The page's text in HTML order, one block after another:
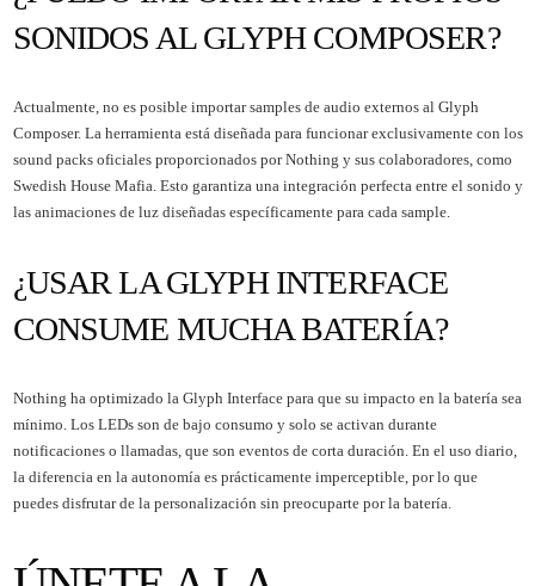
SONIDOS AL GLYPH COMPOSER?
Actualmente, no es posible importar samples de audio externos al Glyph
Composer. La herramienta está diseñada para funcionar exclusivamente con los
sound packs oficiales proporcionados por Nothing y sus colaboradores, como
Swedish House Mafia. Esto garantiza una integración perfecta entre el sonido y
las animaciones de luz diseñadas específicamente para cada sample.
¿USAR LA GLYPH INTERFACE
CONSUME MUCHA BATERÍA?
Nothing ha optimizado la Glyph Interface para que su impacto en la batería sea
mínimo. Los LEDs son de bajo consumo y solo se activan durante
notificaciones o llamadas, que son eventos de corta duración. En el uso diario,
la diferencia en la autonomía es prácticamente imperceptible, por lo que
puedes disfrutar de la personalización sin preocuparte por la batería.